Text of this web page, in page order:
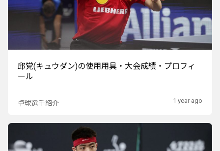
邱党(キュウダン)の使用用具・大会成績・プロフィ
ール
卓球選手紹介 1 year ago